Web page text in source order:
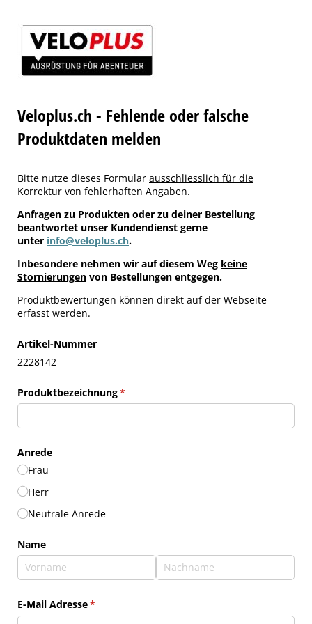
Veloplus.ch - Fehlende oder falsche
Produktdaten melden
Bitte nutze dieses Formular ausschliesslich für die
Korrektur von fehlerhaften Angaben.
Anfragen zu Produkten oder zu deiner Bestellung
beantwortet unser Kundendienst gerne
unter info@veloplus.ch.
Inbesondere nehmen wir auf diesem Weg keine
Stornierungen von Bestellungen entgegen.
Produktbewertungen können direkt auf der Webseite
erfasst werden.
Artikel-Nummer
2228142
Produktbezeichnung*
(erforderlich)
Anrede
Frau
Herr
Neutrale Anrede
Name
E-Mail Adresse*
(erforderlich)